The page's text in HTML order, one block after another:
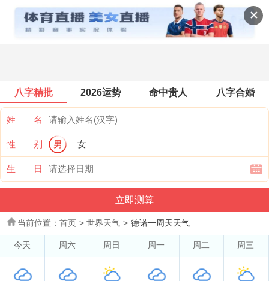
✕
世界天气
八字精批 2026运势 命中贵人 八字合婚
姓 名
性 别 男 女
生 日
当前位置： 首页 > 世界天气 > 德诺一周天天气
今天 周六 周日 周一 周二 周三